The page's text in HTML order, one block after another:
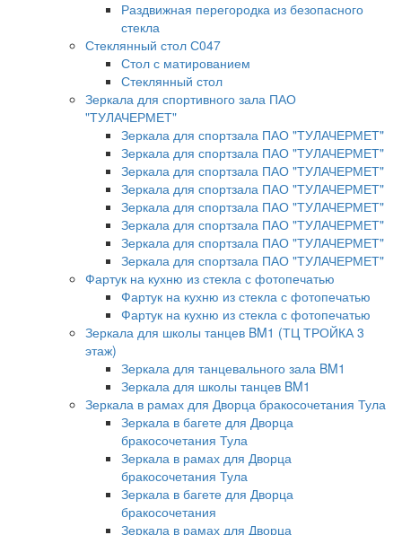
Раздвижная перегородка из безопасного
стекла
Стеклянный стол С047
Стол с матированием
Стеклянный стол
Зеркала для спортивного зала ПАО
"ТУЛАЧЕРМЕТ"
Зеркала для спортзала ПАО "ТУЛАЧЕРМЕТ"
Зеркала для спортзала ПАО "ТУЛАЧЕРМЕТ"
Зеркала для спортзала ПАО "ТУЛАЧЕРМЕТ"
Зеркала для спортзала ПАО "ТУЛАЧЕРМЕТ"
Зеркала для спортзала ПАО "ТУЛАЧЕРМЕТ"
Зеркала для спортзала ПАО "ТУЛАЧЕРМЕТ"
Зеркала для спортзала ПАО "ТУЛАЧЕРМЕТ"
Зеркала для спортзала ПАО "ТУЛАЧЕРМЕТ"
Фартук на кухню из стекла с фотопечатью
Фартук на кухню из стекла с фотопечатью
Фартук на кухню из стекла с фотопечатью
Зеркала для школы танцев BM1 (ТЦ ТРОЙКА 3
этаж)
Зеркала для танцевального зала BM1
Зеркала для школы танцев BM1
Зеркала в рамах для Дворца бракосочетания Тула
Зеркала в багете для Дворца
бракосочетания Тула
Зеркала в рамах для Дворца
бракосочетания Тула
Зеркала в багете для Дворца
бракосочетания
Зеркала в рамах для Дворца